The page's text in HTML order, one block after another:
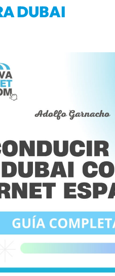
DUBAI